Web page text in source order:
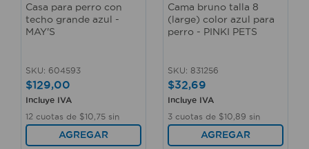
Casa para perro con
techo grande azul -
MAY'S
SKU: 604593
$129,00
Incluye IVA
12 cuotas de $10 75 sin
interés
AGREGAR
Cama bruno talla 8
(large) color azul para
perro - PINKI PETS
SKU: 831256
$32,69
Incluye IVA
3 cuotas de $10 89 sin
interés
AGREGAR